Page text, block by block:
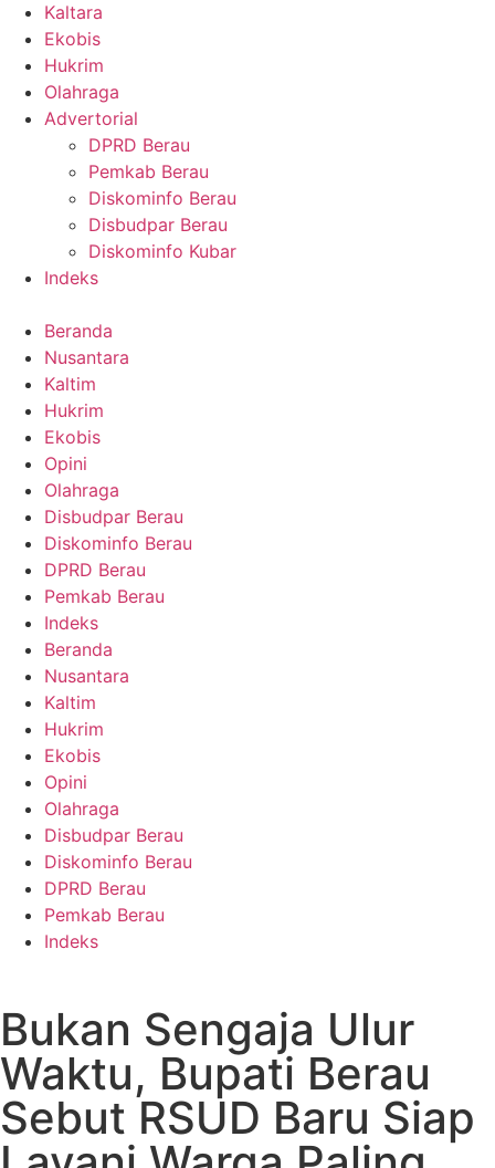
Kaltara
Ekobis
Hukrim
Olahraga
Advertorial
DPRD Berau
Pemkab Berau
Diskominfo Berau
Disbudpar Berau
Diskominfo Kubar
Indeks
Beranda
Nusantara
Kaltim
Hukrim
Ekobis
Opini
Olahraga
Disbudpar Berau
Diskominfo Berau
DPRD Berau
Pemkab Berau
Indeks
Beranda
Nusantara
Kaltim
Hukrim
Ekobis
Opini
Olahraga
Disbudpar Berau
Diskominfo Berau
DPRD Berau
Pemkab Berau
Indeks
Bukan Sengaja Ulur
Waktu, Bupati Berau
Sebut RSUD Baru Siap